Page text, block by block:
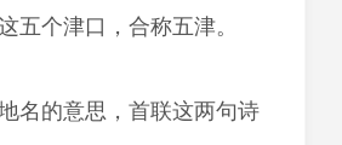
五个津口，合称五津。
名的意思，首联这两句诗